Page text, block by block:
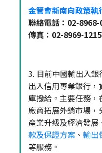
金管會新南向政策執
聯絡電話：02-8968-
傳真：02-8969-1215
3. 目前中國輸出入
出入信用專業銀行
庫撥給。主要任務
廠商拓展外銷市場
產業升級及經濟發展
款及保證方案 、 輸出
等服務。